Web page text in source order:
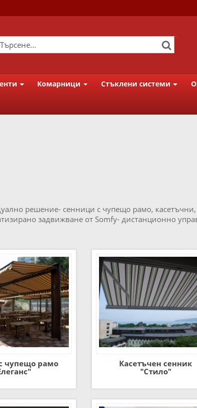
Комарници Стъклени системи
решение- сенници с чупещо рамо,
задвижване от Somfy- дистанционно
чупещо рамо
Касетъчен сенник
"Стило"